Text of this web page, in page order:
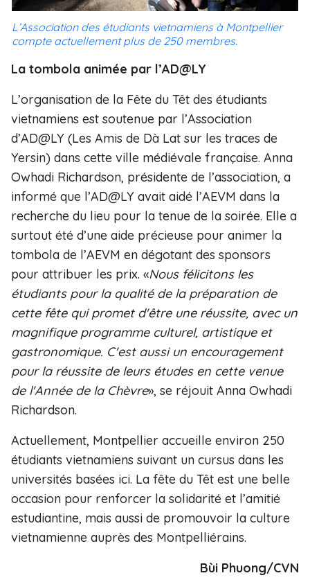
L’Association des étudiants vietnamiens à Montpellier
compte actuellement plus de 250 membres.
La tombola animée par l’AD@LY
L’organisation de la Fête du Têt des étudiants
vietnamiens est soutenue par l’Association
d’AD@LY (Les Amis de Dà Lat sur les traces de
Yersin) dans cette ville médiévale française. Anna
Owhadi Richardson, présidente de l’association, a
informé que l’AD@LY avait aidé l’AEVM dans la
recherche du lieu pour la tenue de la soirée. Elle a
surtout été d’une aide précieuse pour animer la
tombola de l’AEVM en dégotant des sponsors
pour attribuer les prix. «Nous félicitons les
étudiants pour la qualité de la préparation de
cette fête qui promet d'être une réussite, avec un
magnifique programme culturel, artistique et
gastronomique. C'est aussi un encouragement
pour la réussite de leurs études en cette venue
de l'Année de la Chèvre», se réjouit Anna Owhadi
Richardson.
Actuellement, Montpellier accueille environ 250
étudiants vietnamiens suivant un cursus dans les
universités basées ici. La fête du Têt est une belle
occasion pour renforcer la solidarité et l’amitié
estudiantine, mais aussi de promouvoir la culture
vietnamienne auprès des Montpelliérains.
Bùi Phuong/CVN